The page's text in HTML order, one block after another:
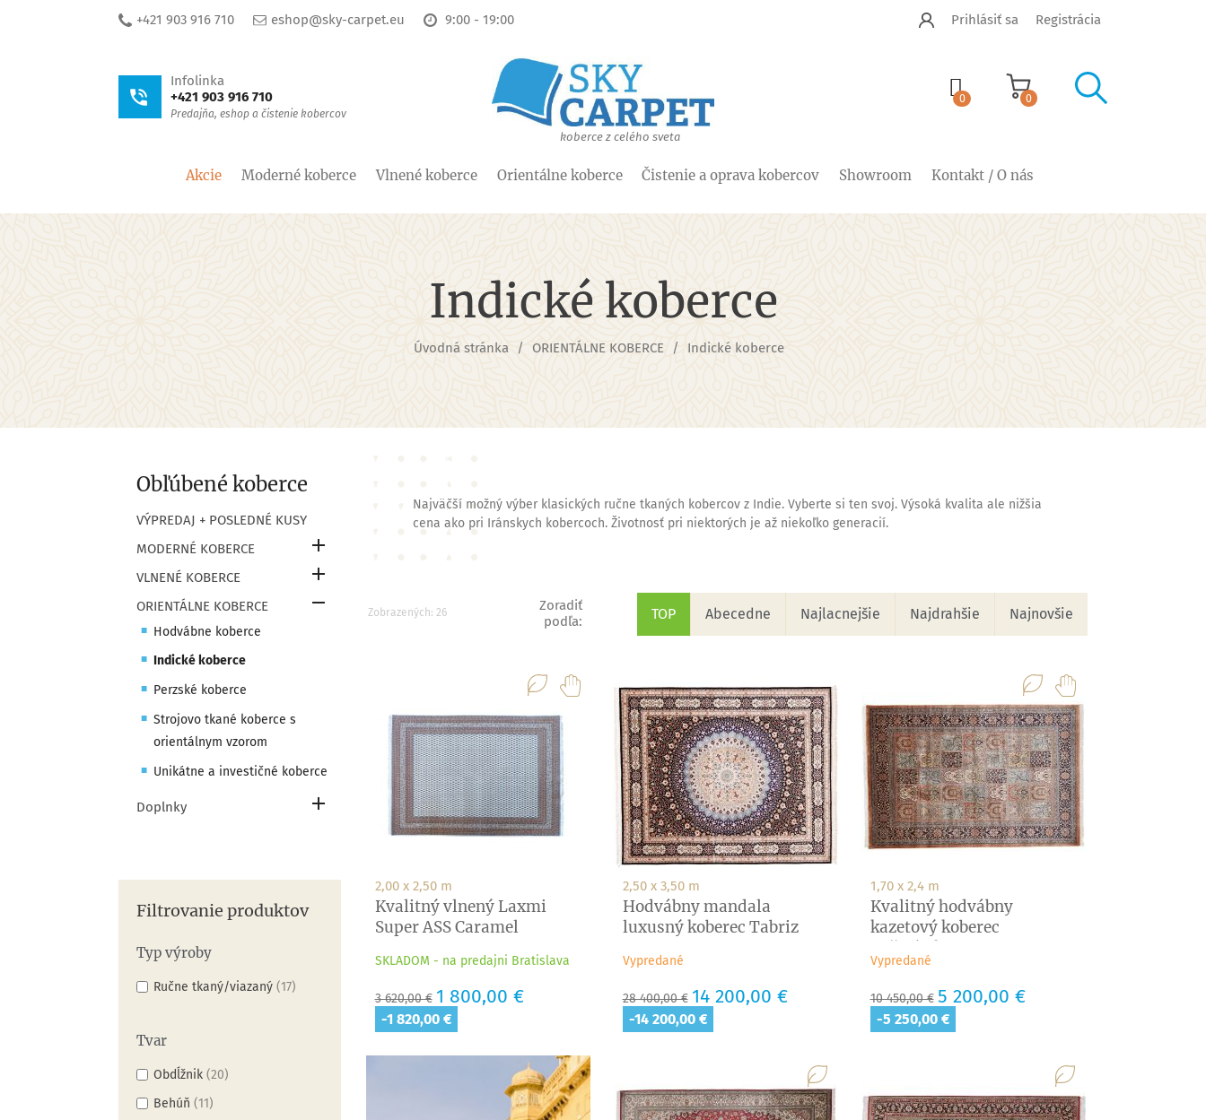
+421 903 916 710 eshop@sky-carpet.eu 9:00 - 19:00  Prihlásiť sa Registrácia
Infolinka
+421 903 916 710
Predajňa, eshop a čistenie kobercov
koberce z celého sveta

Akcie Moderné koberce Vlnené koberce Orientálne koberce Čistenie a oprava kobercov Showroom Kontakt / O nás
shopping_cart
0
0
Indické koberce
Úvodná stránka ORIENTÁLNE KOBERCE Indické koberce
Obľúbené koberce
VÝPREDAJ + POSLEDNÉ KUSY
MODERNÉ KOBERCE

VLNENÉ KOBERCE 
ORIENTÁLNE KOBERCE 
Hodvábne koberce
Indické koberce
Perzské koberce
Strojovo tkané koberce s
orientálnym vzorom
Unikátne a investičné koberce
Doplnky 
Filtrovanie produktov
Typ výroby
Ručne tkaný/viazaný (17)
Tvar
Obdĺžnik (20)
Behúň (11)
Najväčší možný výber klasických ručne tkaných kobercov z Indie. Vyberte si ten svoj. Výsoká kvalita ale nižšia
cena ako pri Iránskych kobercoch. Životnosť pri niektorých je až niekoľko generacií.
Zobrazených: 26
Zoradiť
podľa:
TOP Abecedne Najlacnejšie Najdrahšie Najnovšie
2,00 x 2,50 m
Kvalitný vlnený Laxmi
Super ASS Caramel
SKLADOM - na predajni Bratislava
Základná
cena
3 620,00 € Cena
1 800,00 €
-1 820,00 €
2,50 x 3,50 m
Hodvábny mandala
luxusný koberec Tabriz
Vypredané
Základná
cena
28 400,00 € Cena
14 200,00 €
-14 200,00 €
1,70 x 2,4 m
Kvalitný hodvábny
kazetový koberec
Kašmírsky...
Vypredané
Základná
cena
10 450,00 € Cena
5 200,00 €
-5 250,00 €